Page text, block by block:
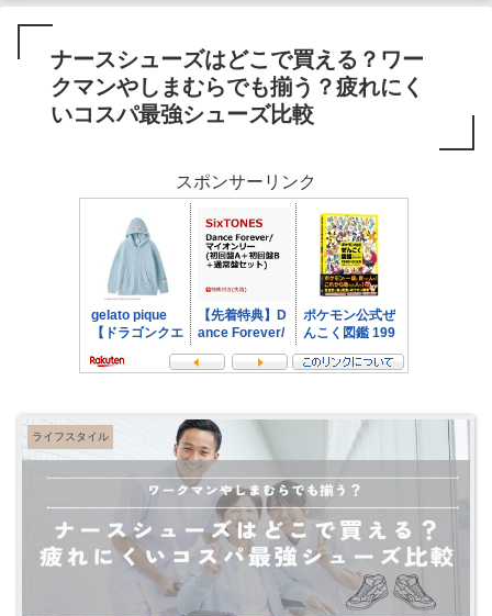
ナースシューズはどこで買える？ワー
クマンやしまむらでも揃う？疲れにく
いコスパ最強シューズ比較
スポンサーリンク
ライフスタイル